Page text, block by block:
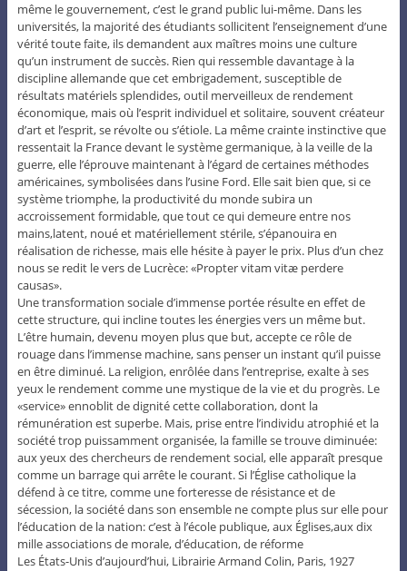
même le gouvernement, c’est le grand public lui-même. Dans les
universités, la majorité des étudiants sollicitent l’enseignement d’une
vérité toute faite, ils demandent aux maîtres moins une culture
qu’un instrument de succès. Rien qui ressemble davantage à la
discipline allemande que cet embrigadement, susceptible de
résultats matériels splendides, outil merveilleux de rendement
économique, mais où l’esprit individuel et solitaire, souvent créateur
d’art et l’esprit, se révolte ou s’étiole. La même crainte instinctive que
ressentait la France devant le système germanique, à la veille de la
guerre, elle l’éprouve maintenant à l’égard de certaines méthodes
américaines, symbolisées dans l’usine Ford. Elle sait bien que, si ce
système triomphe, la productivité du monde subira un
accroissement formidable, que tout ce qui demeure entre nos
mains,latent, noué et matériellement stérile, s’épanouira en
réalisation de richesse, mais elle hésite à payer le prix. Plus d’un chez
nous se redit le vers de Lucrèce: «Propter vitam vitæ perdere
causas».
Une transformation sociale d’immense portée résulte en effet de
cette structure, qui incline toutes les énergies vers un même but.
L’être humain, devenu moyen plus que but, accepte ce rôle de
rouage dans l’immense machine, sans penser un instant qu’il puisse
en être diminué. La religion, enrôlée dans l’entreprise, exalte à ses
yeux le rendement comme une mystique de la vie et du progrès. Le
«service» ennoblit de dignité cette collaboration, dont la
rémunération est superbe. Mais, prise entre l’individu atrophié et la
société trop puissamment organisée, la famille se trouve diminuée:
aux yeux des chercheurs de rendement social, elle apparaît presque
comme un barrage qui arrête le courant. Si l’Église catholique la
défend à ce titre, comme une forteresse de résistance et de
sécession, la société dans son ensemble ne compte plus sur elle pour
l’éducation de la nation: c’est à l’école publique, aux Églises,aux dix
mille associations de morale, d’éducation, de réforme
Les États-Unis d’aujourd’hui, Librairie Armand Colin, Paris, 1927